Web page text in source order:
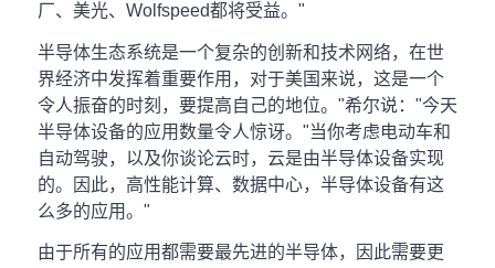
厂、美光、Wolfspeed都将受益。"
半导体生态系统是一个复杂的创新和技术网络，在世
界经济中发挥着重要作用，对于美国来说，这是一个
令人振奋的时刻，要提高自己的地位。"希尔说："今天
半导体设备的应用数量令人惊讶。"当你考虑电动车和
自动驾驶，以及你谈论云时，云是由半导体设备实现
的。因此，高性能计算、数据中心，半导体设备有这
么多的应用。"
由于所有的应用都需要最先进的半导体，因此需要更